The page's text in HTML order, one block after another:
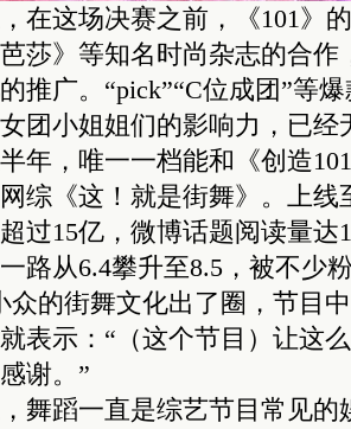
这场决赛之前，《101》
莎》等知名时尚杂志的合作
推广。“pick”“C位成团”等
团小姐姐们的影响力，已经
，唯一一档能和《创造
综《这！就是街舞》。上线
过15亿，微博话题阅读量达
路从6.4攀升至8.5，被不少
众的街舞文化出了圈，节目
表示：“（这个节目）让这
谢。”
蹈一直是综艺节目常见的